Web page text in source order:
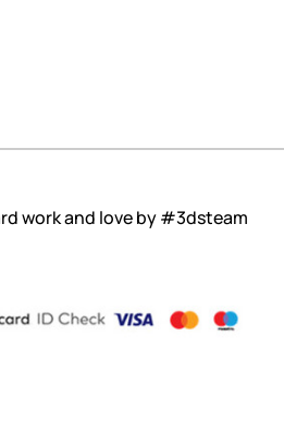
work and love by#3dsteam